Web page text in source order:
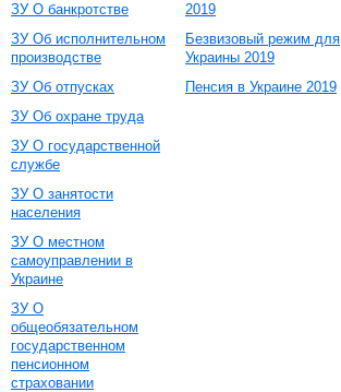
ЗУ О банкротстве
ЗУ Об исполнительном
производстве
ЗУ Об отпусках
ЗУ Об охране труда
ЗУ О государственной
службе
ЗУ О занятости
населения
ЗУ О местном
самоуправлении в
Украине
ЗУ О
общеобязательном
государственном
пенсионном
страховании
2019
Безвизовый режим для
Украины 2019
Пенсия в Украине 2019